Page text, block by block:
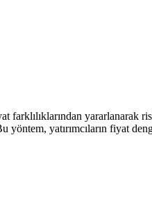
farklılıklarından yararlanarak
yöntem, yatırımcıların fiyat